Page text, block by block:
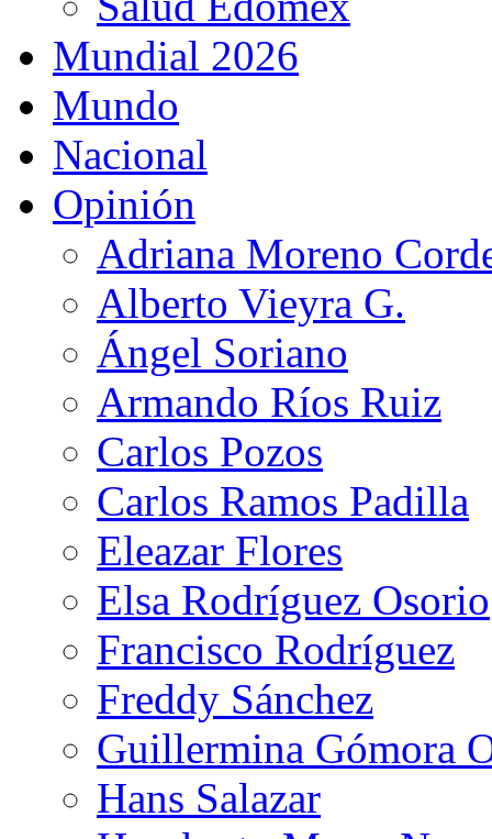
Mundial 2026
Mundo
Nacional
Opinión
Adriana Moreno
Alberto Vieyra G.
Ángel Soriano
Armando Ríos Ruiz
Carlos Pozos
Carlos Ramos Padilla
Eleazar Flores
Elsa Rodríguez Osorio
Francisco Rodríguez
Freddy Sánchez
Guillermina Gómora
Hans Salazar